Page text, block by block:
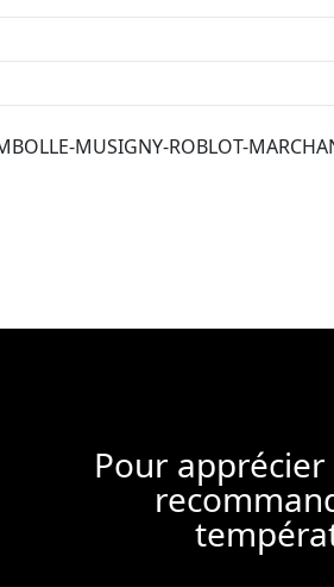
MUSIGNY-ROBLOT-
Pour